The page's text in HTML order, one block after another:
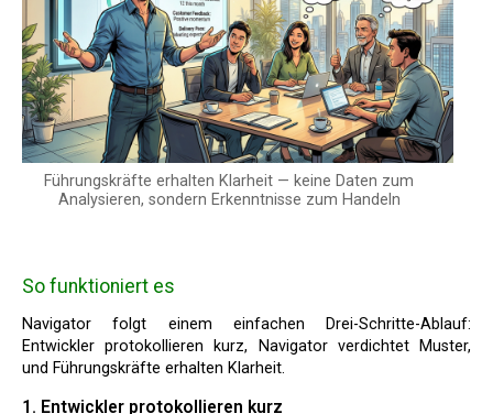
Führungskräfte erhalten Klarheit — keine Daten zum
Analysieren, sondern Erkenntnisse zum Handeln
So funktioniert es
Navigator folgt einem einfachen Drei-Schritte-Ablauf:
Entwickler protokollieren kurz, Navigator verdichtet Muster,
und Führungskräfte erhalten Klarheit.
1. Entwickler protokollieren kurz